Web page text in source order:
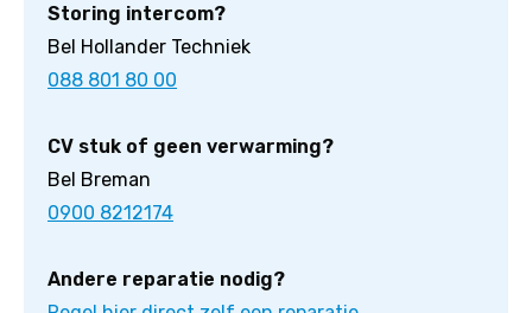
Storing intercom?
Bel Hollander Techniek
088 801 80 00
CV stuk of geen verwarming?
Bel Breman
0900 8212174
Andere reparatie nodig?